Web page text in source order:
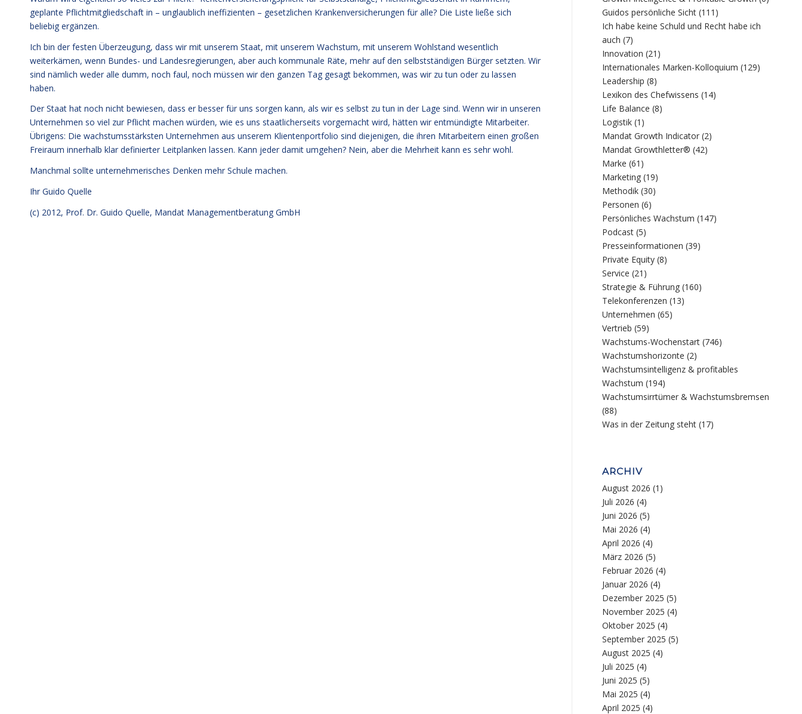
geplante Pflichtmitgliedschaft in – unglaublich ineffizienten – gesetzlichen Krankenversicherungen für alle? Die Liste ließe sich
beliebig ergänzen.
Ich bin der festen Überzeugung, dass wir mit unserem Staat, mit unserem Wachstum, mit unserem Wohlstand wesentlich
weiterkämen, wenn Bundes- und Landesregierungen, aber auch kommunale Räte, mehr auf den selbstständigen Bürger setzten. Wir
sind nämlich weder alle dumm, noch faul, noch müssen wir den ganzen Tag gesagt bekommen, was wir zu tun oder zu lassen
haben.
Der Staat hat noch nicht bewiesen, dass er besser für uns sorgen kann, als wir es selbst zu tun in der Lage sind. Wenn wir in unseren
Unternehmen so viel zur Pflicht machen würden, wie es uns staatlicherseits vorgemacht wird, hätten wir entmündigte Mitarbeiter.
Übrigens: Die wachstumsstärksten Unternehmen aus unserem Klientenportfolio sind diejenigen, die ihren Mitarbeitern einen großen
Freiraum innerhalb klar definierter Leitplanken lassen. Kann jeder damit umgehen? Nein, aber die Mehrheit kann es sehr wohl.
Manchmal sollte unternehmerisches Denken mehr Schule machen.
Ihr Guido Quelle
(c) 2012, Prof. Dr. Guido Quelle, Mandat Managementberatung GmbH
Guidos persönliche Sicht (111)
Ich habe keine Schuld und Recht habe ich
auch (7)
Innovation (21)
Internationales Marken-Kolloquium (129)
Leadership (8)
Lexikon des Chefwissens (14)
Life Balance (8)
Logistik (1)
Mandat Growth Indicator (2)
Mandat Growthletter® (42)
Marke (61)
Marketing (19)
Methodik (30)
Personen (6)
Persönliches Wachstum (147)
Podcast (5)
Presseinformationen (39)
Private Equity (8)
Service (21)
Strategie & Führung (160)
Telekonferenzen (13)
Unternehmen (65)
Vertrieb (59)
Wachstums-Wochenstart (746)
Wachstumshorizonte (2)
Wachstumsintelligenz & profitables
Wachstum (194)
Wachstumsirrtümer & Wachstumsbremsen
(88)
Was in der Zeitung steht (17)
ARCHIV
August 2026 (1)
Juli 2026 (4)
Juni 2026 (5)
Mai 2026 (4)
April 2026 (4)
März 2026 (5)
Februar 2026 (4)
Januar 2026 (4)
Dezember 2025 (5)
November 2025 (4)
Oktober 2025 (4)
September 2025 (5)
August 2025 (4)
Juli 2025 (4)
Juni 2025 (5)
Mai 2025 (4)
April 2025 (4)